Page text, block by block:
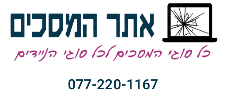
077-220-1167